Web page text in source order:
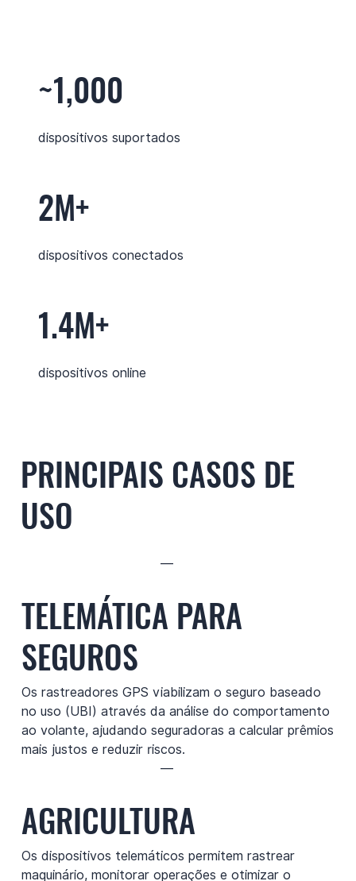
~1,000
dispositivos suportados
2M+
dispositivos conectados
1.4M+
dispositivos online
PRINCIPAIS CASOS DE
USO
—
TELEMÁTICA PARA
SEGUROS
Os rastreadores GPS viabilizam o seguro baseado
no uso (UBI) através da análise do comportamento
ao volante, ajudando seguradoras a calcular prêmios
mais justos e reduzir riscos.
—
AGRICULTURA
Os dispositivos telemáticos permitem rastrear
maquinário, monitorar operações e otimizar o